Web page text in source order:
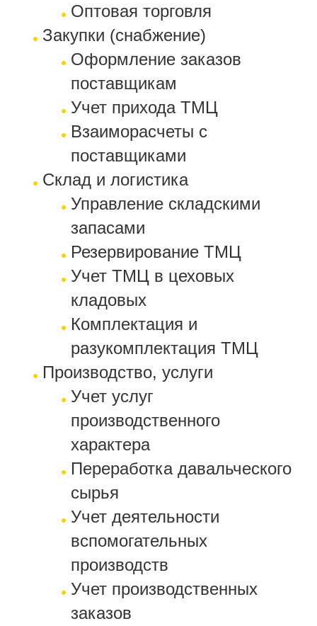
Оптовая торговля
Закупки (снабжение)
Оформление заказов
поставщикам
Учет прихода ТМЦ
Взаиморасчеты с
поставщиками
Склад и логистика
Управление складскими
запасами
Резервирование ТМЦ
Учет ТМЦ в цеховых
кладовых
Комплектация и
разукомплектация ТМЦ
Производство, услуги
Учет услуг
производственного
характера
Переработка давальческого
сырья
Учет деятельности
вспомогательных
производств
Учет производственных
заказов